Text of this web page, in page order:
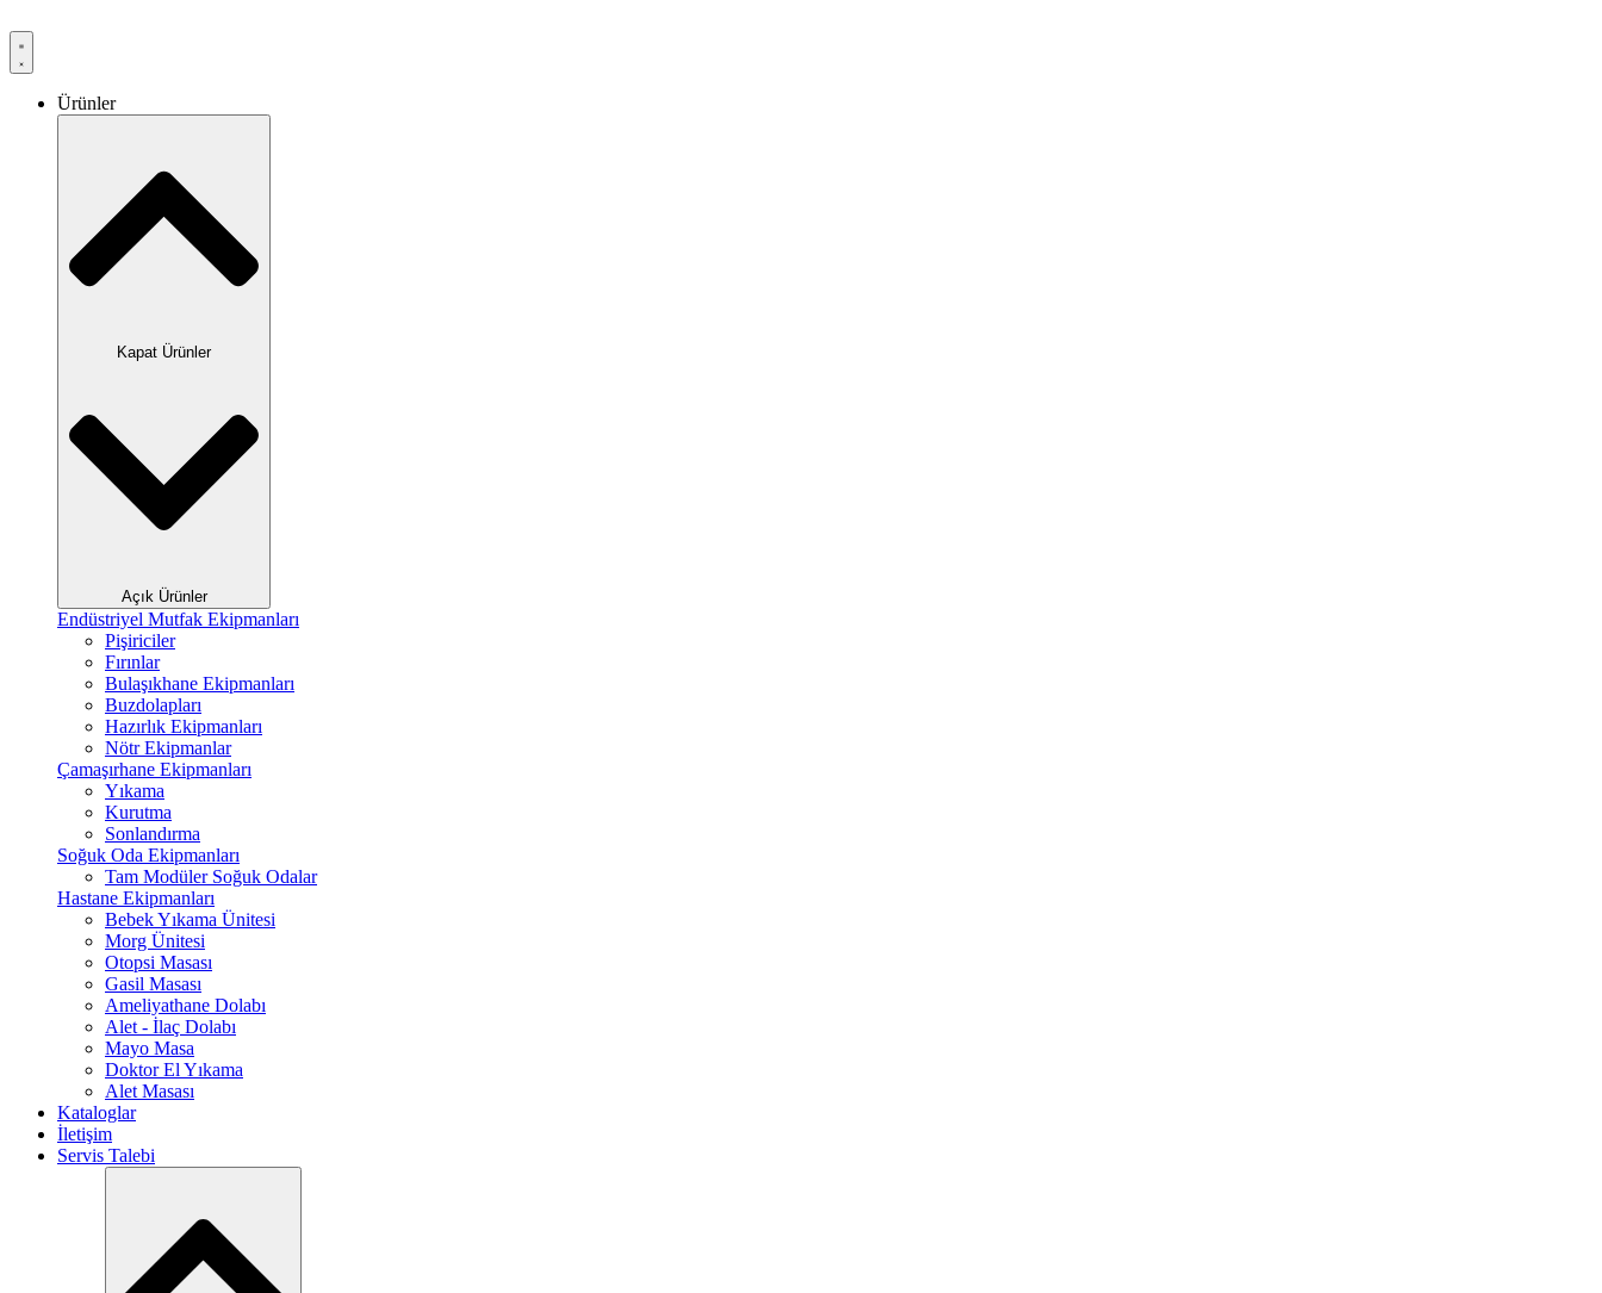
Ürünler
Kapat Ürünler
Açık Ürünler
Endüstriyel Mutfak Ekipmanları
Pişiriciler
Fırınlar
Bulaşıkhane Ekipmanları
Buzdolapları
Hazırlık Ekipmanları
Nötr Ekipmanlar
Çamaşırhane Ekipmanları
Yıkama
Kurutma
Sonlandırma
Soğuk Oda Ekipmanları
Tam Modüler Soğuk Odalar
Hastane Ekipmanları
Bebek Yıkama Ünitesi
Morg Ünitesi
Otopsi Masası
Gasil Masası
Ameliyathane Dolabı
Alet - İlaç Dolabı
Mayo Masa
Doktor El Yıkama
Alet Masası
Kataloglar
İletişim
Servis Talebi